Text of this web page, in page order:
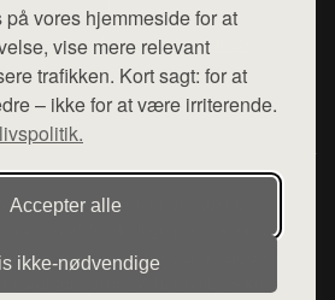
vores hjemmeside for at
vise mere relevant
trafikken. Kort sagt: for at
– ikke for at være irriterende.
Accepter alle
ikke‑nødvendige
Mail: hej@want.dk
Cookie- og privatlivspolitik
der udgiver en række
af forskellige produkter fra
ikke varer fra denne side - vi